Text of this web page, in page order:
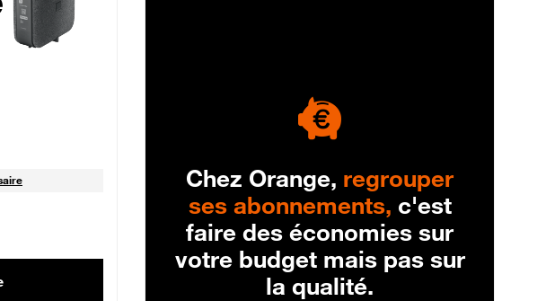
Chez Orange, regrouper
ses abonnements, c'est
faire des économies sur
votre budget mais pas sur
la qualité.